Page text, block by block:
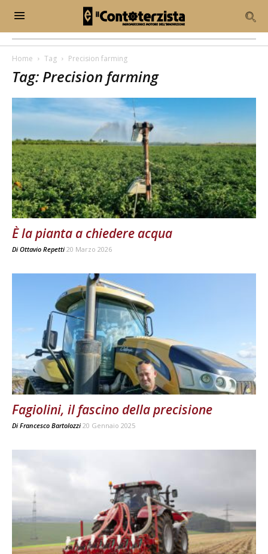
Home Tag Precision farming
Tag: Precision farming
È la pianta a chiedere acqua
Di Ottavio Repetti 20 Marzo 2026
Fagiolini, il fascino della precisione
Di Francesco Bartolozzi 20 Gennaio 2025